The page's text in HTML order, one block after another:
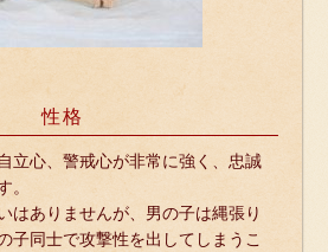
性格
立心、警戒心が非常に強く、忠誠
。
はありませんが、男の子は縄張り
子同士で攻撃性を出してしまうこ